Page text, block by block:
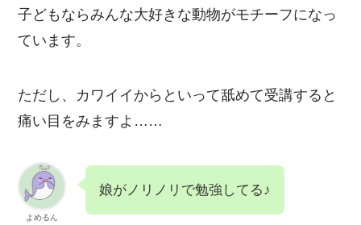
子どもならみんな大好きな動物がモチーフになっ
ています。
ただし、カワイイからといって舐めて受講すると
痛い目をみますよ……
よめるん
娘がノリノリで勉強してる♪